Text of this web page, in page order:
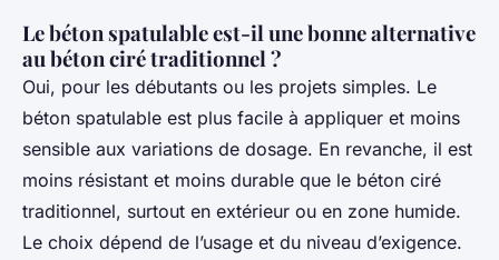
Le béton spatulable est-il une bonne alternative
au béton ciré traditionnel ?
Oui, pour les débutants ou les projets simples. Le
béton spatulable est plus facile à appliquer et moins
sensible aux variations de dosage. En revanche, il est
moins résistant et moins durable que le béton ciré
traditionnel, surtout en extérieur ou en zone humide.
Le choix dépend de l’usage et du niveau d’exigence.